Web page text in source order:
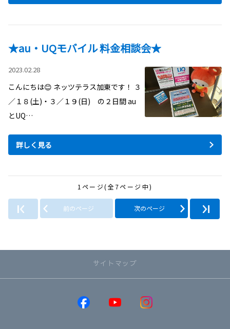
★au・UQモバイル 料金相談会★
2023.02.28
こんにちは😊 ネッツテラス加東です！ ３
／１８(土)・３／１９(日) の２日間 au
とUQ…
詳しく見る
1ページ(全7ページ中)
前のページ 次のページ
サイトマップ